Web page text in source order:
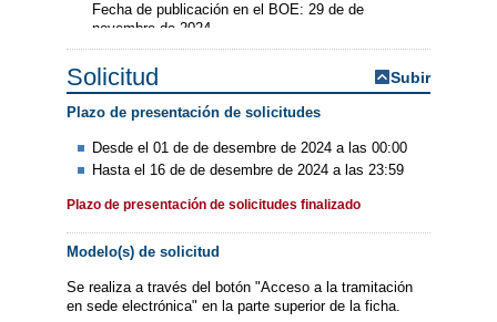
Fecha de publicación en el BOE: 29 de de
novembre de 2024
Solicitud Subir
Plazo de presentación de solicitudes
Desde el 01 de de desembre de 2024 a las 00:00
Hasta el 16 de de desembre de 2024 a las 23:59
Plazo de presentación de solicitudes finalizado
Modelo(s) de solicitud
Se realiza a través del botón "Acceso a la tramitación
en sede electrónica" en la parte superior de la ficha.